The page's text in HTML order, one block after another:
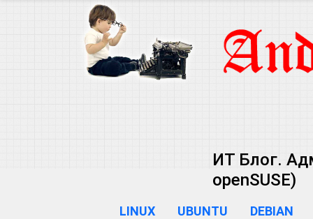
ИТ Блог.
openSUSE)
LINUX UBUNTU DEBIAN